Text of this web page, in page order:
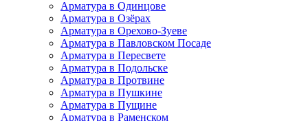
Арматура в Одинцове
Арматура в Озёрах
Арматура в Орехово-Зуеве
Арматура в Павловском Посаде
Арматура в Пересвете
Арматура в Подольске
Арматура в Протвине
Арматура в Пушкине
Арматура в Пущине
Арматура в Раменском